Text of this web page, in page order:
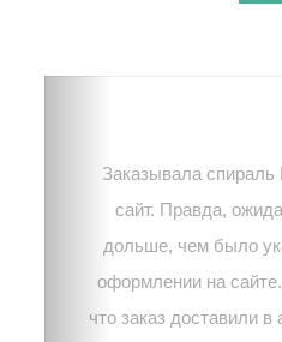
Заказывала спираль
сайт. Правда,
дольше, чем было
оформлении на
что заказ доставили в